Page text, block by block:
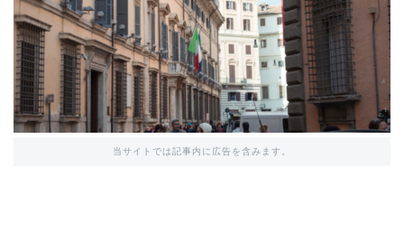
当サイトでは記事内に広告を含みます。